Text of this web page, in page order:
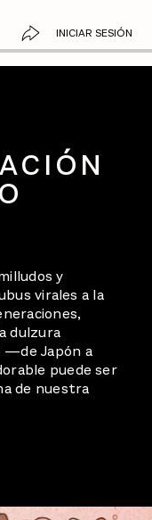
INICIAR SESIÓN
y
virales a la
dulzura
—de Japón a
puede ser
de nuestra